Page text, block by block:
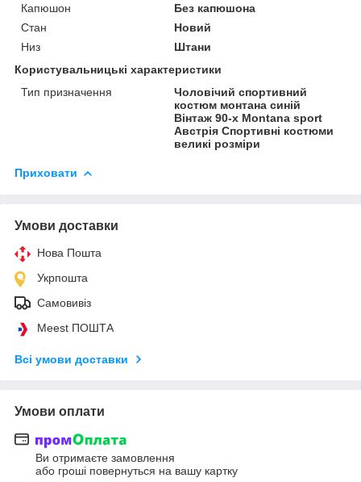
Капюшон
Без капюшона
Стан
Новий
Низ
Штани
Користувальницькі характеристики
Тип призначення
Чоловічий спортивний
костюм монтана синій
Вінтаж 90-х Montana sport
Австрія Спортивні костюми
великі розміри
Приховати
Умови доставки
Нова Пошта
Укрпошта
Самовивіз
Meest ПОШТА
Всі умови доставки
Умови оплати
Ви отримаєте замовлення
або гроші повернуться на вашу картку